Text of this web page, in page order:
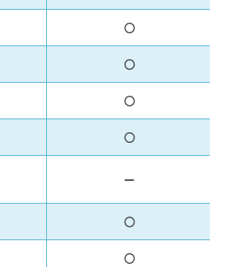
〇
〇
〇
〇
ー
〇
〇